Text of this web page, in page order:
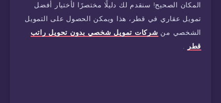
المكان الصحيح! سنقدم لك دليلًا مختصرًا لأختيار أفضل
تمويل عقاري في قطر، هذا ويمكن الحصول على التمويل
الشخصي من شركات تمويل شخصي بدون تحويل راتب
قطر
.